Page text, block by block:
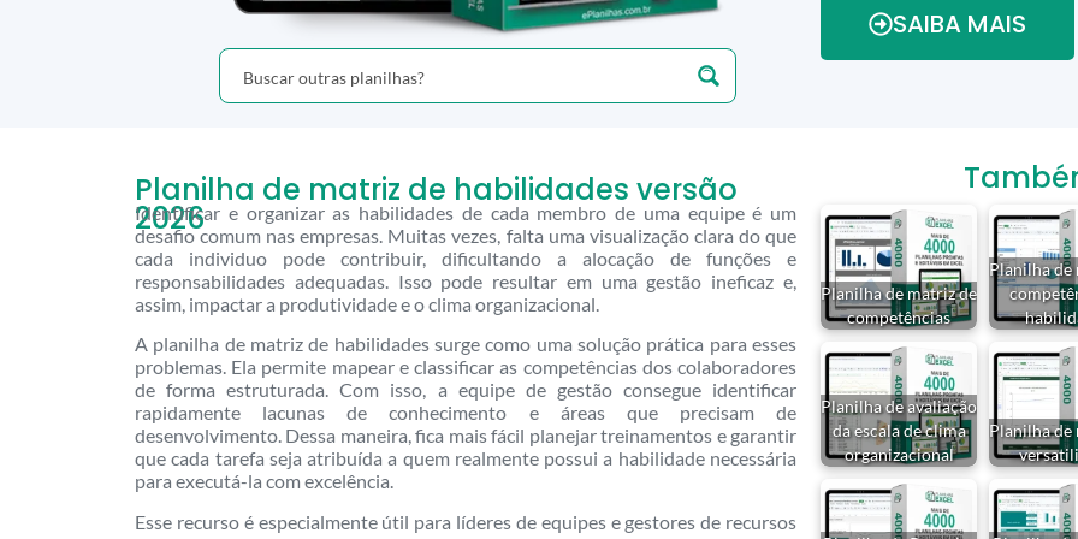
SAIBA MAIS
Planilha de matriz de habilidades versão
2026
Identificar e organizar as habilidades de cada membro de uma equipe é um
desafio comum nas empresas. Muitas vezes, falta uma visualização clara do que
cada individuo pode contribuir, dificultando a alocação de funções e
responsabilidades adequadas. Isso pode resultar em uma gestão ineficaz e,
assim, impactar a produtividade e o clima organizacional.
A planilha de matriz de habilidades surge como uma solução prática para esses
problemas. Ela permite mapear e classificar as competências dos colaboradores
de forma estruturada. Com isso, a equipe de gestão consegue identificar
rapidamente lacunas de conhecimento e áreas que precisam de
desenvolvimento. Dessa maneira, fica mais fácil planejar treinamentos e garantir
que cada tarefa seja atribuída a quem realmente possui a habilidade necessária
para executá-la com excelência.
Esse recurso é especialmente útil para líderes de equipes e gestores de recursos
Planilha de matriz de
competências
Planilha de
Planilha de avaliação
da escala de clima
organizacional
Planilha de